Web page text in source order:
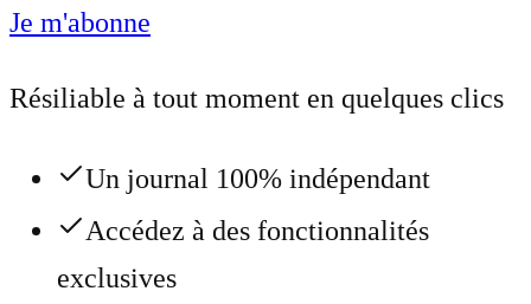
Je m'abonne
Résiliable à tout moment en quelques clics
Un journal 100% indépendant
Accédez à des fonctionnalités
exclusives